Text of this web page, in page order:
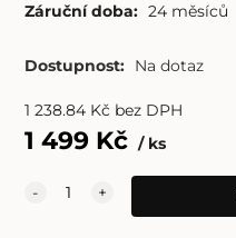
Záruční doba: 24 měsíců
Dostupnost: Na dotaz
1 238.84Kč bez DPH
1 499Kč ks